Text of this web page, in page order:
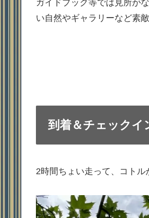
ガイドブック等では見所が
い自然やギャラリーなど素
到着＆チェックイ
2時間ちょい走って、コトル